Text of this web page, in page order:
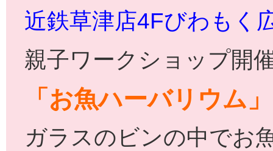
近鉄草津店4Fびわもく
親子ワークショップ開
「お魚ハーバリウム」
ガラスのビンの中でお